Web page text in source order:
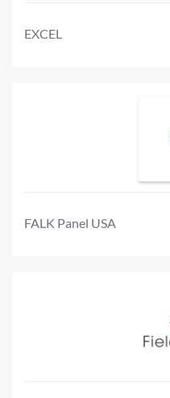
EXCEL
FALK Panel USA